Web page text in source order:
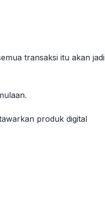
transaksi itu akan jadi
produk digital